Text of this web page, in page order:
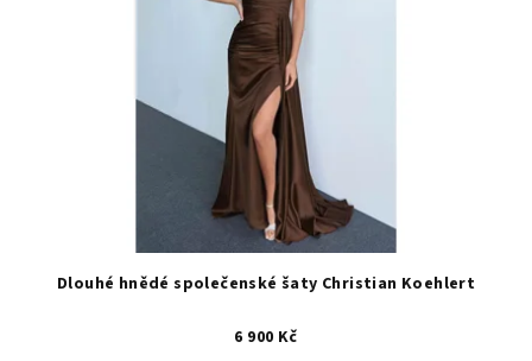
Dlouhé hnědé společenské šaty Christian Koehlert
6 900 Kč